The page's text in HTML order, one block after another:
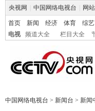
央视网 中国网络电视台 网
首页 新闻 经济 体育 综艺
电视
频道大全 栏目大全
中国网络电视台 > 新闻台 > 新闻